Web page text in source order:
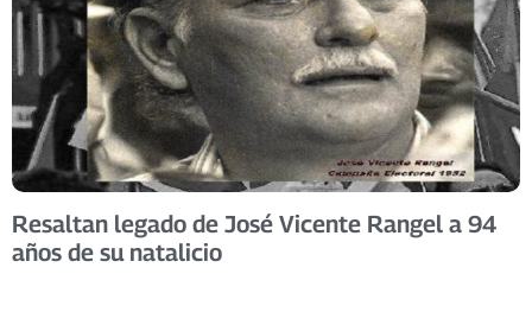
Resaltan legado de José Vicente Rangel a 94
años de su natalicio